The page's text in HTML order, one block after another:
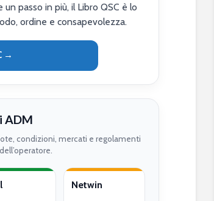
passo in più, il Libro QSC è lo
ordine e consapevolezza.
→
ADM
condizioni, mercati e regolamenti
Netwin